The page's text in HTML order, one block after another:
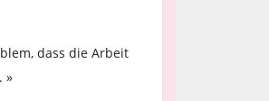
dass die Arbeit
»